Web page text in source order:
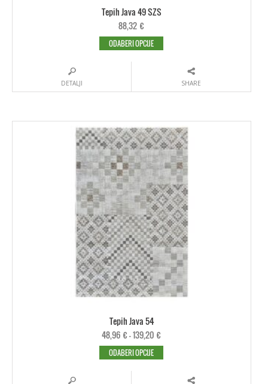
Tepih Java 49 SZS
88,32 €
ODABERI OPCIJE
DETALJI SHARE
Tepih Java 54
48,96 €–139,20 €
ODABERI OPCIJE